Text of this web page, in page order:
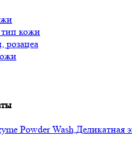
кожи
розацеа
Powder Wash,Деликатная